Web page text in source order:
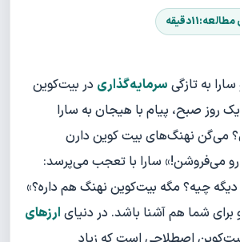
به تازگی سرمایه‌گذاری در بیت‌کوین
روز صبح، پیام با هیجان به سارا
می‌گن نهنگ‌های بیت کوین دارن
می‌فروشن!» سارا با تعجب می‌پرسد:
چیه؟ مگه بیت‌کوین نهنگ هم داره؟»
شما هم آشنا باشد. در دنیای ارزهای